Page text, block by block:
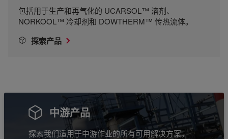
包括用于生产和再气化的 UCARSOL™ 溶剂、
NORKOOL™ 冷却剂和 DOWTHERM™ 传热流体。
探索产品
中游产品
探索我们适用于中游作业的所有可用解决方案。